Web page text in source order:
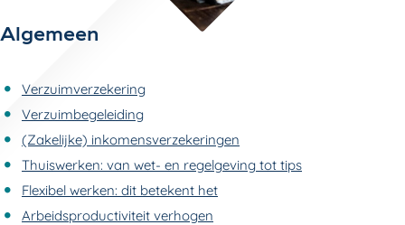
Algemeen
Verzuimverzekering
Verzuimbegeleiding
(Zakelijke) inkomensverzekeringen
Thuiswerken: van wet- en regelgeving tot tips
Flexibel werken: dit betekent het
Arbeidsproductiviteit verhogen